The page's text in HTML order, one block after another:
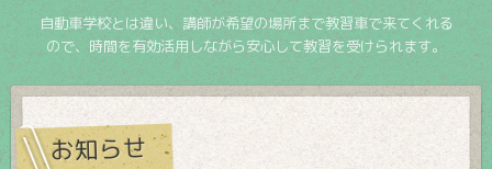
自動車学校とは違い、講師が希望の場所まで教習車で来てくれる
ので、時間を有効活用しながら安心して教習を受けられます。
お知らせ